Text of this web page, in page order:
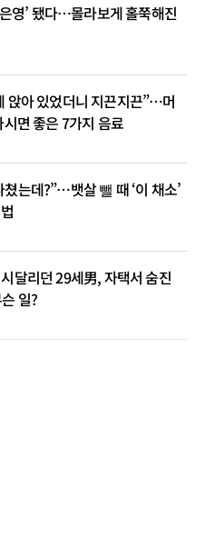
영’ 됐다…몰라보게 홀쭉해진
앉아 있었더니 지끈지끈”…머
시면 좋은 7가지 음료
쳤는데?”…뱃살 뺄 때 ‘이 채소’
달리던 29세男, 자택서 숨진
일?